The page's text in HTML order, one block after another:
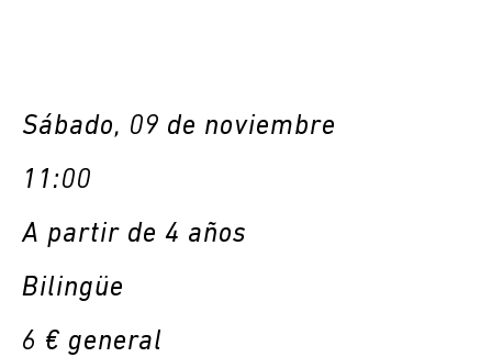
Sábado, 09 de noviembre
11:00
A partir de 4 años
Bilingüe
6 € general